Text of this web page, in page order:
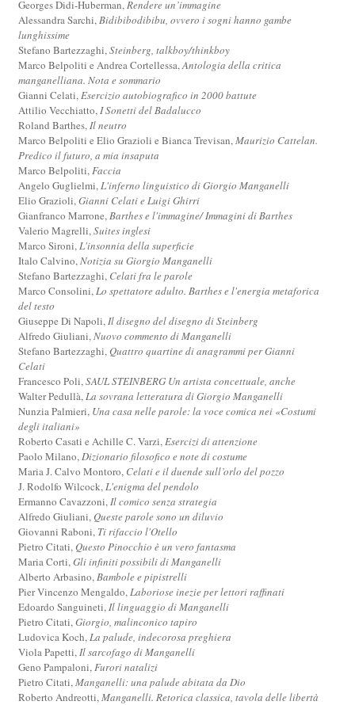
Georges Didi-Huberman,Rendere un’immagine
Alessandra Sarchi,Bidibibodibibu, ovvero i sogni hanno gambe
lunghissime
Stefano Bartezzaghi,Steinberg, talkboy/thinkboy
Marco Belpoliti e Andrea Cortellessa,Antologia della critica
manganelliana. Nota e sommario
Gianni Celati,Esercizio autobiografico in 2000 battute
Attilio Vecchiatto,I Sonetti del Badalucco
Roland Barthes,Il neutro
Marco Belpoliti e Elio Grazioli e Bianca Trevisan,Maurizio Cattelan.
Predico il futuro, a mia insaputa
Marco Belpoliti,Faccia
Angelo Guglielmi,L'inferno linguistico di Giorgio Manganelli
Elio Grazioli,Gianni Celati e Luigi Ghirri
Gianfranco Marrone,Barthes e l'immagine/ Immagini di Barthes
Valerio Magrelli,Suites inglesi
Marco Sironi,L'insonnia della superficie
Italo Calvino,Notizia su Giorgio Manganelli
Stefano Bartezzaghi, Celati fra le parole
Marco Consolini,Lo spettatore adulto. Barthes e l'energia metaforica
del testo
Giuseppe Di Napoli,Il disegno del disegno di Steinberg
Alfredo Giuliani,Nuovo commento di Manganelli
Stefano Bartezzaghi,Quattro quartine di anagrammi per Gianni
Celati
Francesco Poli,SAUL STEINBERG Un artista concettuale, anche
Walter Pedullà,La sovrana letteratura di Giorgio Manganelli
Nunzia Palmieri, Una casa nelle parole: la voce comica nei «Costumi
degli italiani»
Roberto Casati e Achille C. Varzi,Esercizi di attenzione
Paolo Milano,Dizionario filosofico e note di costume
Maria J. Calvo Montoro, Celati e il duende sull’orlo del pozzo
J. Rodolfo Wilcock,L'enigma del pendolo
Ermanno Cavazzoni,Il comico senza strategia
Alfredo Giuliani,Queste parole sono un diluvio
Giovanni Raboni, Ti rifaccio l'Otello
Pietro Citati,Questo Pinocchio è un vero fantasma
Maria Corti,Gli infiniti possibili di Manganelli
Alberto Arbasino,Bambole e pipistrelli
Pier Vincenzo Mengaldo,Laboriose inezie per lettori raffinati
Edoardo Sanguineti,Il linguaggio di Manganelli
Pietro Citati,Giorgio, malinconico tapiro
Ludovica Koch,La palude, indecorosa preghiera
Viola Papetti,Il sarcofago di Manganelli
Geno Pampaloni,Furori natalizi
Pietro Citati,Manganelli: una palude abitata da Dio
Roberto Andreotti,Manganelli. Retorica classica, tavola delle libertà